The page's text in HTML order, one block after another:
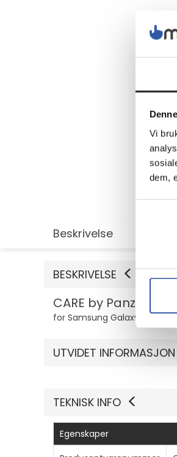
Vi
dem,
Beskrivelse
BESKRIVELSE
CARE by
for Samsung Galaxy S25 FE
UTVIDET INFORMASJON
TEKNISK INFO
Egenskaper